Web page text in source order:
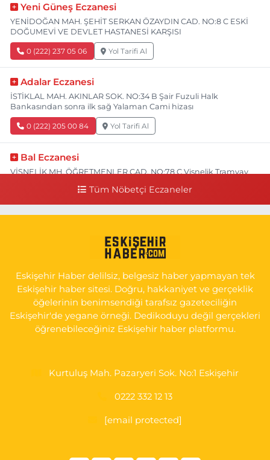
Yeni Güneş Eczanesi
YENİDOĞAN MAH. ŞEHİT SERKAN ÖZAYDIN CAD. NO:8 C ESKİ
DOĞUMEVİ VE DEVLET HASTANESİ KARŞISI
0 (222) 237 05 06 Yol Tarifi Al
Adalar Eczanesi
İSTİKLAL MAH. AKINLAR SOK. NO:34 B Şair Fuzuli Halk
Bankasından sonra ilk sağ Yalaman Cami hizası
0 (222) 205 00 84 Yol Tarifi Al
Bal Eczanesi
VİŞNELİK MH. ÖĞRETMENLER CAD. NO:78 C Vişnelik Tramvay
NUH'UN GEMİSİ Veteriner Kliniğinin yanı,ı
GÜLTEPE MAH. HALK CAD. NO:107 C
0 (222) 250 40 50 Yol Tarifi Al
Bizim Eczanesi
EMEK MAH. ERTAŞ CAD.NO:12 A Küçük Sanayi girişi Tarım Kredi
Koop. Market yanı
Tüm Nöbetçi Eczaneler
Eskişehir Haber delilsiz, belgesiz haber yapmayan tek
Eskişehir haber sitesi. Doğru, hakkaniyet ve gerçeklik
öğelerinin benimsendiği tarafsız gazeteciliğin
Eskişehir'de yegane örneği. Dedikoduyu değil gerçekleri
öğrenebileceğiniz Eskişehir haber platformu.
Kurtuluş Mah. Pazaryeri Sok. No:1 Eskişehir
0222 332 12 13
[email protected]